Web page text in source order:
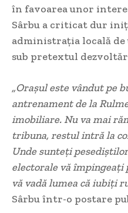
în favoarea unor
Sârbu a criticat dur
administrația locală de
sub pretextul
„Orașul este vândut pe
antrenament de la
imobiliare. Nu va mai
tribuna, restul intră la
Unde sunteți
electorale vă
vă vadă lumea că iubiți
Sârbu într-o postare